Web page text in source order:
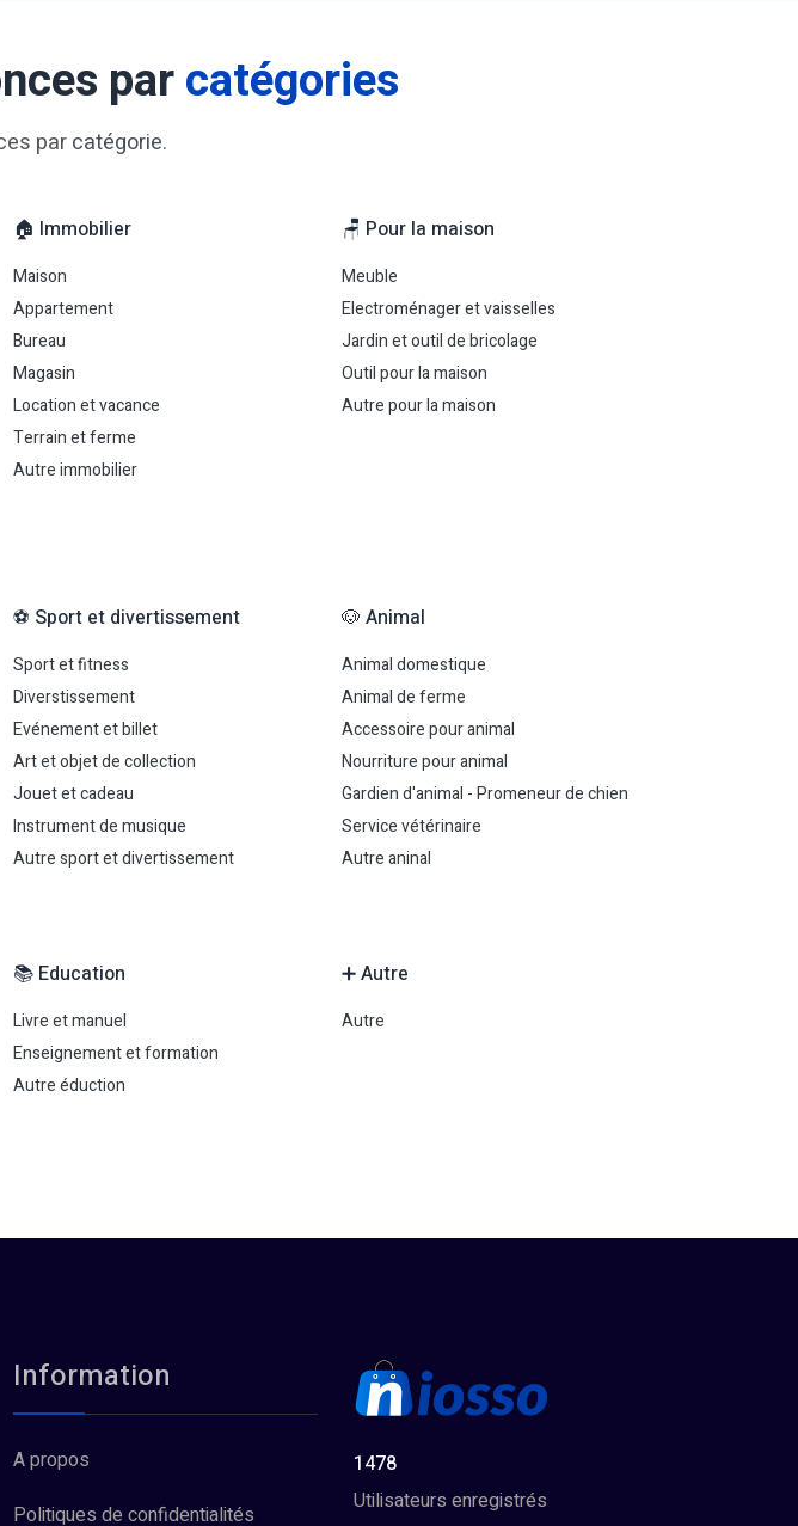
parcatégories
parcatégorie.
🏠 Immobilier
Maison
Appartement
Bureau
Magasin
Location et vacance
Terrain et ferme
Autre immobilier
🪑 Pour la maison
Meuble
Electroménager et vaisselles
Jardin et outil de bricolage
Outil pour la maison
Autre pour la maison
⚽ Sport et divertissement
Sport et fitness
Diverstissement
Evénement et billet
Art et objet de collection
Jouet et cadeau
Instrument de musique
Autre sport et divertissement
🐶 Animal
Animal domestique
Animal de ferme
Accessoire pour animal
Nourriture pour animal
Gardien d'animal - Promeneur de chien
Service vétérinaire
Autre aninal
📚 Education
Livre et manuel
Enseignement et formation
Autre éduction
➕ Autre
Autre
Information
A propos
Politiques de confidentialités
1478
Utilisateurs enregistrés